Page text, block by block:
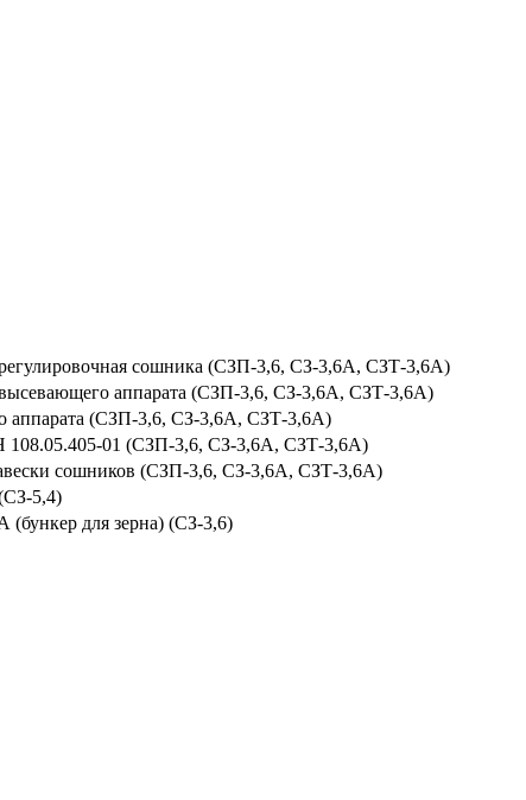
сошника (СЗП-3,6, СЗ-3,6А, СЗТ-3,6А)
аппарата (СЗП-3,6, СЗ-3,6А, СЗТ-3,6А)
аппарата (СЗП-3,6, СЗ-3,6А, СЗТ-3,6А)
108.05.405-01 (СЗП-3,6, СЗ-3,6А, СЗТ-3,6А)
сошников (СЗП-3,6, СЗ-3,6А, СЗТ-3,6А)
5,4)
для зерна) (СЗ-3,6)